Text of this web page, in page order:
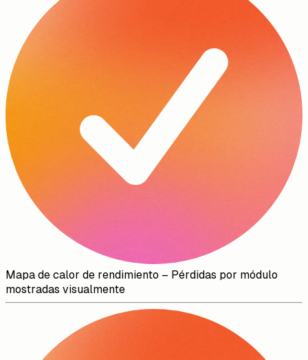
Mapa de calor de rendimiento – Pérdidas por módulo
mostradas visualmente